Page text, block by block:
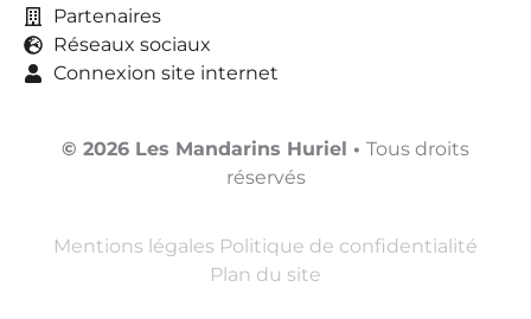
Partenaires
Réseaux sociaux
Connexion site internet
© 2026 Les Mandarins Huriel • Tous droits
réservés
Mentions légales Politique de confidentialité
Plan du site